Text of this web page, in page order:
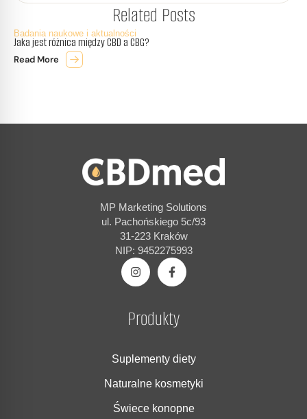
Related Posts
Badania naukowe i aktualności
Jaka jest różnica między CBD a CBG?
Read More
MP Marketing Solutions
ul. Pachońskiego 5c/93
31-223 Kraków
NIP: 9452275993
Produkty
Suplementy diety
Naturalne kosmetyki
Świece konopne